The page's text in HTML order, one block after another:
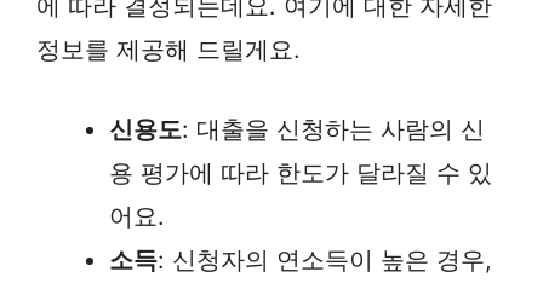
에 따라 결정되는데요. 여기에 대한 자세한
정보를 제공해 드릴게요.
신용도: 대출을 신청하는 사람의 신
용 평가에 따라 한도가 달라질 수 있
어요.
소득: 신청자의 연소득이 높은 경우,